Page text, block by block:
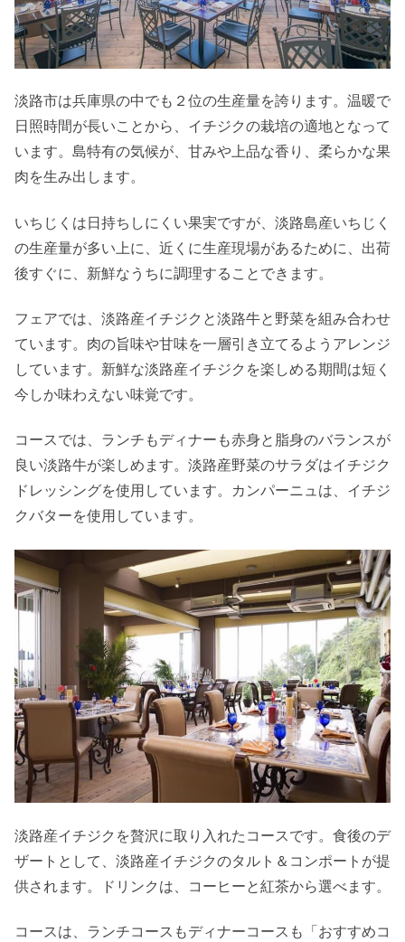
淡路市は兵庫県の中でも２位の生産量を誇ります。温暖で
日照時間が長いことから、イチジクの栽培の適地となって
います。島特有の気候が、甘みや上品な香り、柔らかな果
肉を生み出します。
いちじくは日持ちしにくい果実ですが、淡路島産いちじく
の生産量が多い上に、近くに生産現場があるために、出荷
後すぐに、新鮮なうちに調理することできます。
フェアでは、淡路産イチジクと淡路牛と野菜を組み合わせ
ています。肉の旨味や甘味を一層引き立てるようアレンジ
しています。新鮮な淡路産イチジクを楽しめる期間は短く
今しか味わえない味覚です。
コースでは、ランチもディナーも赤身と脂身のバランスが
良い淡路牛が楽しめます。淡路産野菜のサラダはイチジク
ドレッシングを使用しています。カンパーニュは、イチジ
クバターを使用しています。
淡路産イチジクを贅沢に取り入れたコースです。食後のデ
ザートとして、淡路産イチジクのタルト＆コンポートが提
供されます。ドリンクは、コーヒーと紅茶から選べます。
コースは、ランチコースもディナーコースも「おすすめコ